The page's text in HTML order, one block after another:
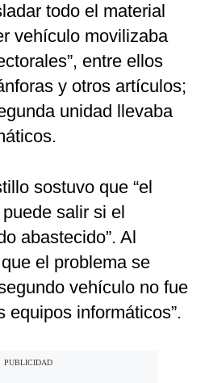
todo el material
vehículo movilizaba
entre ellos
y otros artículos;
unidad llevaba
sostuvo que “el
salir si el
abastecido”. Al
el problema se
vehículo no fue
equipos informáticos”.